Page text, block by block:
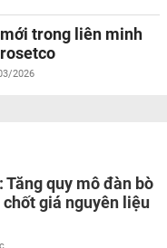
trong liên minh
2026
quy mô đàn bò
giá nguyên liệu